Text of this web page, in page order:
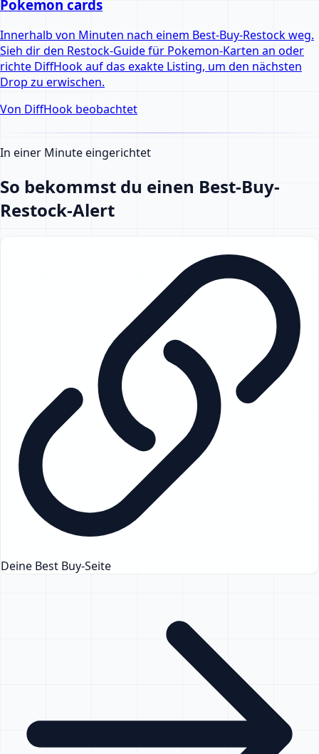
Pokemon cards
Innerhalb von Minuten nach einem Best-Buy-Restock weg.
Sieh dir den Restock-Guide für Pokemon-Karten an oder
richte DiffHook auf das exakte Listing, um den nächsten
Drop zu erwischen.
Von DiffHook beobachtet
In einer Minute eingerichtet
So bekommst du einen Best-Buy-
Restock-Alert
Deine Best Buy-Seite